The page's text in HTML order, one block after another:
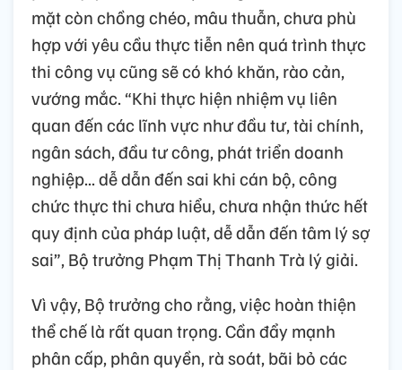
mặt còn chồng chéo, mâu thuẫn, chưa phù
hợp với yêu cầu thực tiễn nên quá trình thực
thi công vụ cũng sẽ có khó khăn, rào cản,
vướng mắc. “Khi thực hiện nhiệm vụ liên
quan đến các lĩnh vực như đầu tư, tài chính,
ngân sách, đầu tư công, phát triển doanh
nghiệp... dễ dẫn đến sai khi cán bộ, công
chức thực thi chưa hiểu, chưa nhận thức hết
quy định của pháp luật, dễ dẫn đến tâm lý sợ
sai”, Bộ trưởng Phạm Thị Thanh Trà lý giải.
Vì vậy, Bộ trưởng cho rằng, việc hoàn thiện
thể chế là rất quan trọng. Cần đẩy mạnh
phân cấp, phân quyền, rà soát, bãi bỏ các